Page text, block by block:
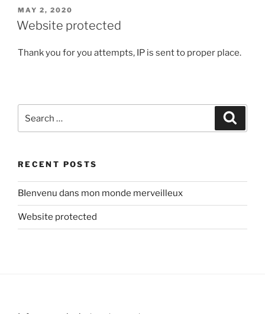
POSTED
ON
MAY 2, 2020
Website protected
Thank you for you attempts, IP is sent to proper place.
for:
RECENT POSTS
BIenvenu dans mon monde merveilleux
Website protected